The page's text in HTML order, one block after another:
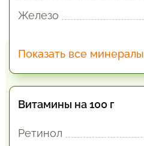
Железо
Показать все минералы
Витамины на 100 г
Ретинол